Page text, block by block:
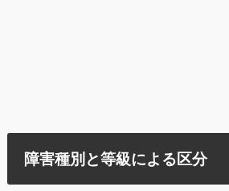
障害種別と等級による区分